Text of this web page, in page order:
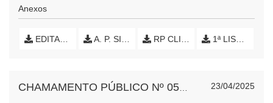
Esperança do Sudoeste, Paraná.
Anexos
EDITAL DE CHAMAMENTO PÚBLICO A. P. SILVEIRA LTDA RP CLINICA E REPRODUÇÃO ANIMAL LTDA 1ª LISTA DE ENTREGA
23/04/2025